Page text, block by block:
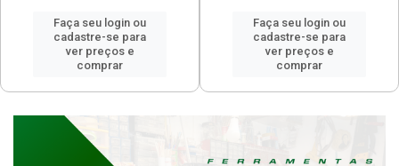
Faça seu login ou
cadastre-se para
ver preços e
comprar
Faça seu login ou
cadastre-se para
ver preços e
comprar